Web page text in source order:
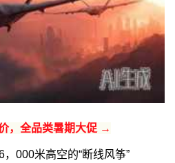
，全品类暑期大促 →
000米高空的“断线风筝”‍